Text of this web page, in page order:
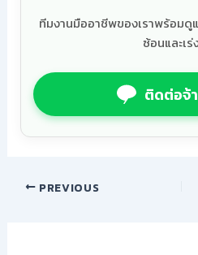
ทีมงานมืออาชีพของเราพร้อม
ซ้อนและเ
ติดต่อจ้
PREVIOUS